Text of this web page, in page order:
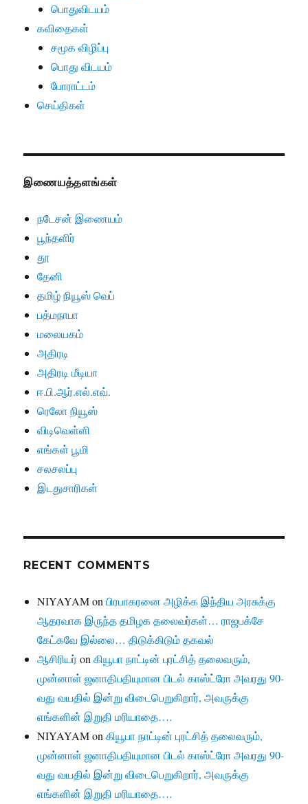
பொதுவிடயம்
கவிதைகள்
சமூக விழிப்பு
பொது விடயம்
போராட்டம்
செய்திகள்
இணையத்தளங்கள்
நடேசன் இணையம்
பூந்தளிர்
தூ
தேனி
தமிழ் நியூஸ் வெப்
பத்மநாபா
மலையகம்
அதிரடி
அதிரடி மீடியா
ஈ.பி.ஆர்.எல்.எவ்.
ரெலோ நியூஸ்
விடிவெள்ளி
எங்கள் பூமி
சலசலப்பு
இடதுசாரிகள்
RECENT COMMENTS
NIYAYAMonபிரபாகரனை அழிக்க இந்திய அரசுக்கு
ஆதரவாக இருந்த தமிழக தலைவர்கள்… ராஜபக்சே
கேட்கவே இல்லை… திடுக்கிடும் தகவல்
ஆசிரியர்onகியூபா நாட்டின் புரட்சித் தலைவரும்,
முன்னாள் ஜனாதிபதியுமான பிடல் காஸ்ட்ரோ அவரது 90-
வது வயதில் இன்று விடைபெறுகிறார், அவருக்கு
எங்களின் இறுதி மரியாதை….
NIYAYAMonகியூபா நாட்டின் புரட்சித் தலைவரும்,
முன்னாள் ஜனாதிபதியுமான பிடல் காஸ்ட்ரோ அவரது 90-
வது வயதில் இன்று விடைபெறுகிறார், அவருக்கு
எங்களின் இறுதி மரியாதை….